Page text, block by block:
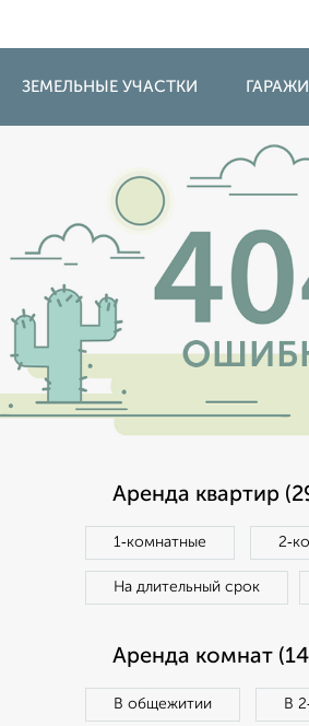
ЗЕМЕЛЬНЫЕ УЧАСТКИ
Аренда квартир
1‑комнатные
На длительный срок
Аренда комнат
В общежитии В